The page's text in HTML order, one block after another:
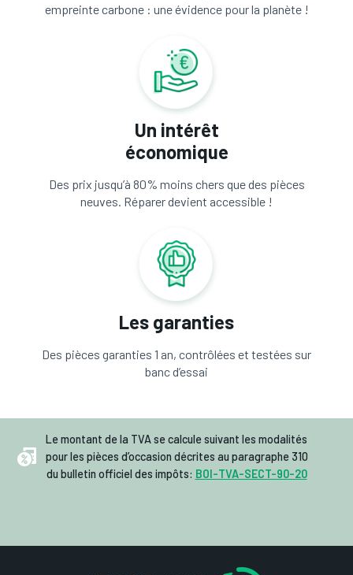
empreinte carbone : une évidence pour la planète !
Un intérêt
économique
Des prix jusqu’à 80% moins chers que des pièces
neuves. Réparer devient accessible !
Les garanties
Des pièces garanties 1 an, contrôlées et testées sur
banc d’essai
Le montant de la TVA se calcule suivant les modalités
pour les pièces d’occasion décrites au paragraphe 310
du bulletin officiel des impôts: BOI-TVA-SECT-90-20